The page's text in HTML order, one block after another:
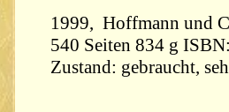
540 Seiten 834
Zustand: gebraucht,